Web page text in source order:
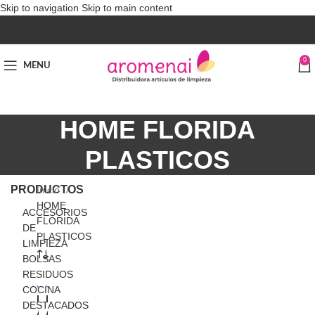
Skip to navigation Skip to main content
MENU
0
HOME FLORIDA
PLASTICOS
PRODUCTOS
ACCESORIOS
DE
LIMPIEZA
BOLSAS
RESIDUOS
COCINA
DESTACADOS
Inicio
HOME
FLORIDA
PLASTICOS
B
A
B
A